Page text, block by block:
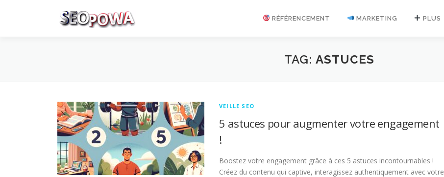
RÉFÉRENCEMENT MARKETING PLUS
TAG: ASTUCES
VEILLE SEO
5 astuces pour augmenter votre engagement
!
Boostez votre engagement grâce à ces 5 astuces incontournables !
Créez du contenu qui captive, interagissez authentiquement avec votre